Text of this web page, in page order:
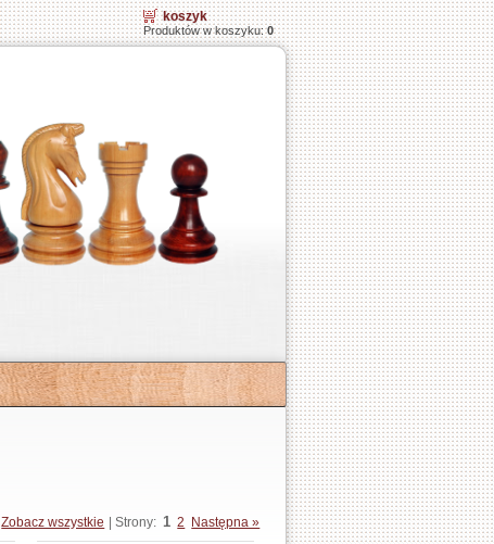
koszyk
Produktów w koszyku:0
Zobacz wszystkie | Strony: 1 2 Następna »